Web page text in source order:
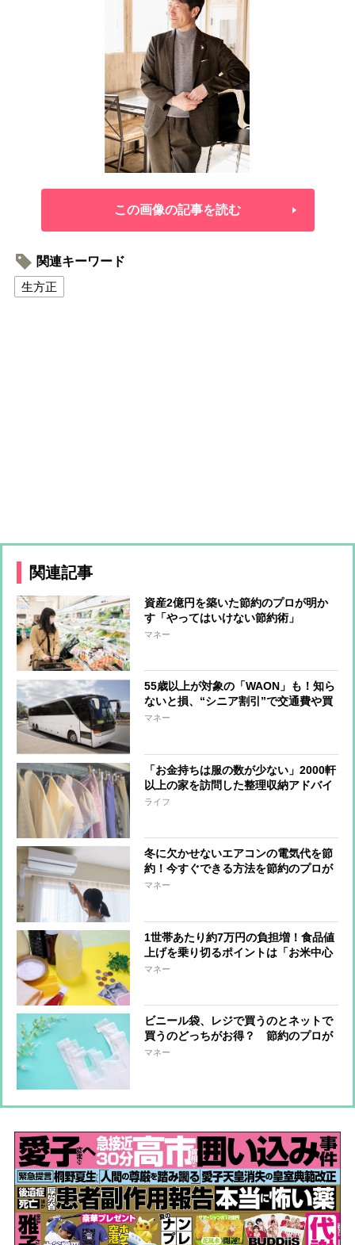
この画像の記事を読む
関連キーワード
生方正
関連記事
資産2億円を築いた節約のプロが明か
す「やってはいけない節約術」
マネー
55歳以上が対象の「WAON」も！知ら
ないと損、“シニア割引”で交通費や買
い物がお得に
マネー
「お金持ちは服の数が少ない」2000軒
以上の家を訪問した整理収納アドバイ
ザーがそう語る理由
ライフ
冬に欠かせないエアコンの電気代を節
約！今すぐできる方法を節約のプロが
解説
マネー
1世帯あたり約7万円の負担増！食品値
上げを乗り切るポイントは「お米中心
の食生活」
マネー
ビニール袋、レジで買うのとネットで
買うのどっちがお得？ 節約のプロが
語る
マネー